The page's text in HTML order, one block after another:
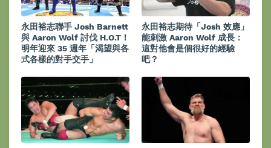
永田裕志聯手 Josh Barnett
與 Aaron Wolf 討伐 H.O.T！
明年迎來 35 週年「渴望與各
式各樣的對手交手」
永田裕志期待「Josh 效應」
能刺激 Aaron Wolf 成長：
這對他會是個很好的經驗
吧？